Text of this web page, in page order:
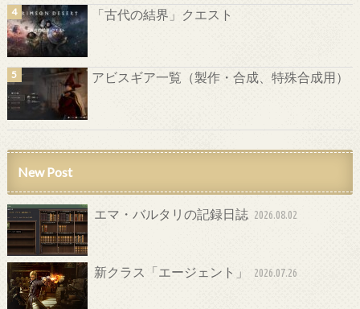
「古代の結界」クエスト
アビスギア一覧（製作・合成、特殊合成用）
New Post
エマ・バルタリの記録日誌 2026.08.02
新クラス「エージェント」 2026.07.26